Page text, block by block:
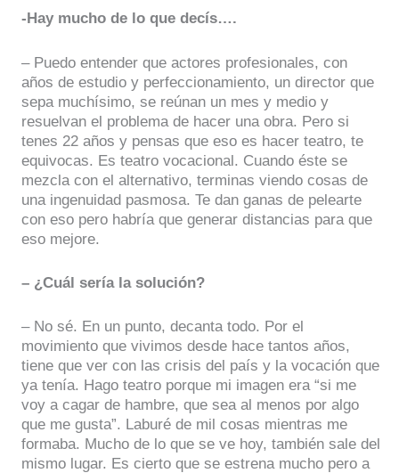
-Hay mucho de lo que decís….
– Puedo entender que actores profesionales, con
años de estudio y perfeccionamiento, un director que
sepa muchísimo, se reúnan un mes y medio y
resuelvan el problema de hacer una obra. Pero si
tenes 22 años y pensas que eso es hacer teatro, te
equivocas. Es teatro vocacional. Cuando éste se
mezcla con el alternativo, terminas viendo cosas de
una ingenuidad pasmosa. Te dan ganas de pelearte
con eso pero habría que generar distancias para que
eso mejore.
– ¿Cuál sería la solución?
– No sé. En un punto, decanta todo. Por el
movimiento que vivimos desde hace tantos años,
tiene que ver con las crisis del país y la vocación que
ya tenía. Hago teatro porque mi imagen era “si me
voy a cagar de hambre, que sea al menos por algo
que me gusta”. Laburé de mil cosas mientras me
formaba. Mucho de lo que se ve hoy, también sale del
mismo lugar. Es cierto que se estrena mucho pero a